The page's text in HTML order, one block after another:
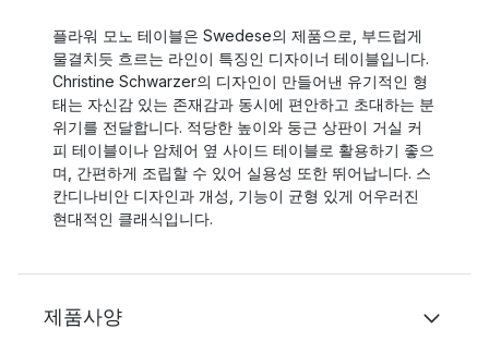
플라워 모노 테이블은 Swedese의 제품으로, 부드럽게
물결치듯 흐르는 라인이 특징인 디자이너 테이블입니다.
Christine Schwarzer의 디자인이 만들어낸 유기적인 형
태는 자신감 있는 존재감과 동시에 편안하고 초대하는 분
위기를 전달합니다. 적당한 높이와 둥근 상판이 거실 커
피 테이블이나 암체어 옆 사이드 테이블로 활용하기 좋으
며, 간편하게 조립할 수 있어 실용성 또한 뛰어납니다. 스
칸디나비안 디자인과 개성, 기능이 균형 있게 어우러진
현대적인 클래식입니다.
제품사양